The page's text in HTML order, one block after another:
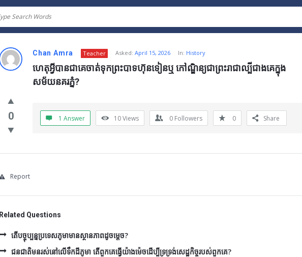
Chan Amra Teacher Asked: April 15, 2026 In: History
ហេតុអ្វីបានជាគេចាត់ទុកព្រះបាទហ៊ុនទៀនឬ កៅណ្ឌិន្យជាព្រះរាជាល្បីជាងគេក្នុង
សម័យនគរភ្នំ?
0 1 Answer 10Views 0 Followers 0 Share
Report
Related Questions
តើបច្ចុប្បន្នប្រទេសភូមាមានស្ថានភាពដូចម្តេច?
ជនជាតិមនរស់នៅលើទឹកដីភូមា តើពួកគេធ្វើយ៉ាងម៉េចដើប្បីទ្រទ្រង់សេដ្ឋកិច្ចរបស់ពួកគេ?